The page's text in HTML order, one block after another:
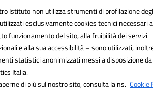
Istituto non utilizza strumenti di profilazione
esclusivamente cookies tecnici necessari
funzionamento del sito, alla fruibilità dei servizi
e alla sua accessibilità – sono utilizzati,
statistici anonimizzati messi a disposizione da
Italia.
di più sul nostro sito, consulta la ns. Cookie